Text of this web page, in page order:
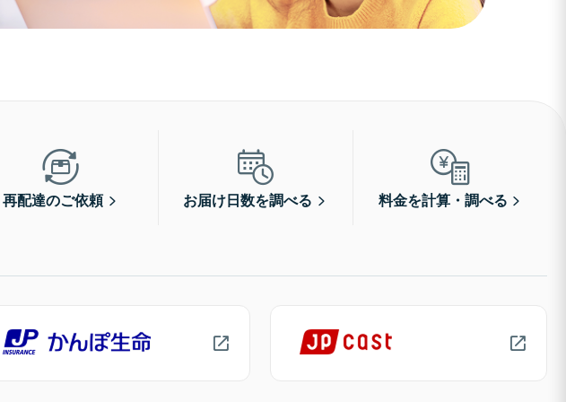
再配達のご依頼 お届け日数を調べる 料金を計算・調べる